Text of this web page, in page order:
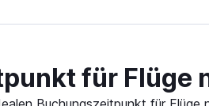
für Flüge